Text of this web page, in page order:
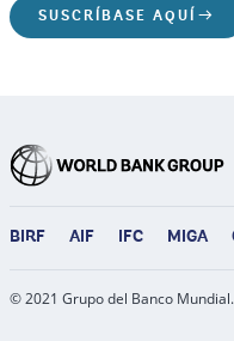
SUSCRÍBASE AQUÍ
BIRF AIF IFC MIGA
© 2021 Grupo del Banco